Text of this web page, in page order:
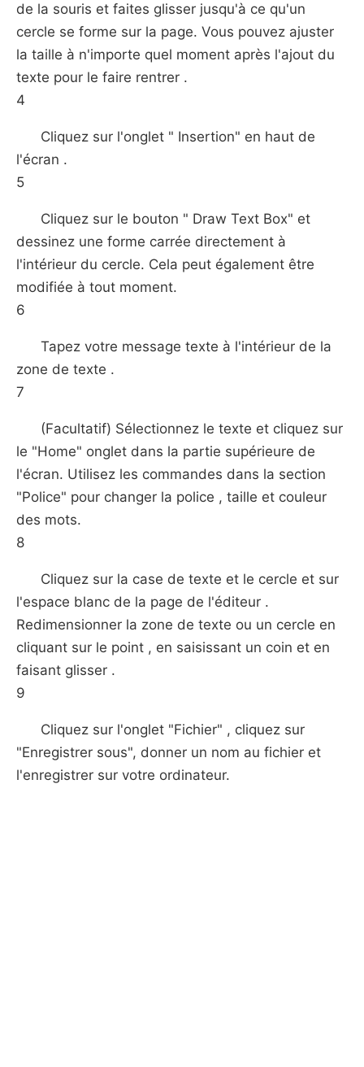
de la souris et faites glisser jusqu'à ce qu'un
cercle se forme sur la page. Vous pouvez ajuster
la taille à n'importe quel moment après l'ajout du
texte pour le faire rentrer .
4
Cliquez sur l'onglet " Insertion" en haut de
l'écran .
5
Cliquez sur le bouton " Draw Text Box" et
dessinez une forme carrée directement à
l'intérieur du cercle. Cela peut également être
modifiée à tout moment.
6
Tapez votre message texte à l'intérieur de la
zone de texte .
7
(Facultatif) Sélectionnez le texte et cliquez sur
le "Home" onglet dans la partie supérieure de
l'écran. Utilisez les commandes dans la section
"Police" pour changer la police , taille et couleur
des mots.
8
Cliquez sur la case de texte et le cercle et sur ​​
l'espace blanc de la page de l'éditeur .
Redimensionner la zone de texte ou un cercle en
cliquant sur le point , en saisissant un coin et en
faisant glisser .
9
Cliquez sur l'onglet "Fichier" , cliquez sur
"Enregistrer sous", donner un nom au fichier et
l'enregistrer sur votre ordinateur.